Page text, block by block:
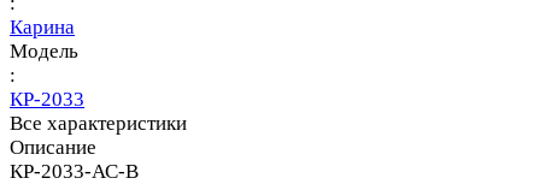
Карина
Модель
:
КР-2033
Все характеристики
Описание
КР-2033-АС-В